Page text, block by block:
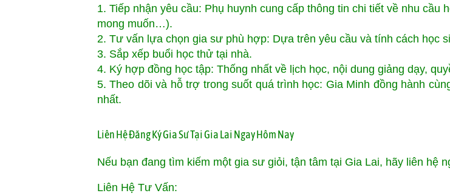
1. Tiếp nhận yêu cầu: Phụ huynh cung cấp thông tin chi tiết về nhu
mong muốn…).
2. Tư vấn lựa chọn gia sư phù hợp: Dựa trên yêu cầu và tính cách học
3. Sắp xếp buổi học thử tại nhà.
4. Ký hợp đồng học tập: Thống nhất về lịch học, nội dung giảng dạy,
5. Theo dõi và hỗ trợ trong suốt quá trình học: Gia Minh đồng hành
nhất.
Liên Hệ Đăng Ký Gia Sư Tại Gia Lai Ngay Hôm Nay
Nếu bạn đang tìm kiếm một gia sư giỏi, tận tâm tại Gia Lai, hãy liên hệ
Liên Hệ Tư Vấn: